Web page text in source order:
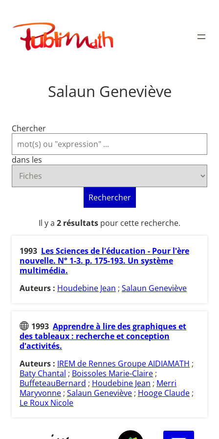
contenu
Publimath
Salaun Geneviève
Chercher
dans les
Rechercher
Il y a 2 résultats pour cette recherche.
1993 Les Sciences de l'éducation - Pour l'ère
nouvelle. N° 1-3. p. 175-193. Un système
multimédia.
Auteurs : Houdebine Jean ; Salaun Geneviève
1993 Apprendre à lire des graphiques et
des tableaux : recherche et conception
d'activités.
Auteurs : IREM de Rennes Groupe AIDIAMATH ;
Baty Chantal ; Boissoles Marie-Claire ;
BuffeteauBernard ; Houdebine Jean ; Merri
Maryvonne ; Salaun Geneviève ; Hooge Claude ;
Le Roux Nicole